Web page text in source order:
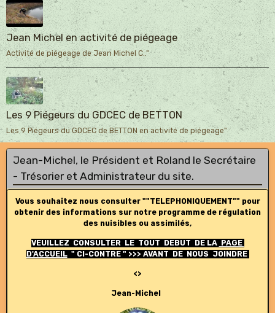
Jean Michel en activité de piégeage
Activité de piégeage de Jean Michel C.."
Les 9 Piégeurs du GDCEC de BETTON
Les 9 Piégeurs du GDCEC de BETTON en activité de piégeage"
Jean-Michel, le Président et Roland le Secrétaire
- Trésorier et Administrateur du site.
Vous souhaitez nous consulter ""TELEPHONIQUEMENT"" pour
obtenir des informations sur notre programme de régulation
des nuisibles ou assimilés,
VEUILLEZ CONSULTER LE TOUT DEBUT DE LA PAGE
D'ACCUEIL" CI-CONTRE " >>> AVANT DE NOUS JOINDRE
<>
Jean-Michel